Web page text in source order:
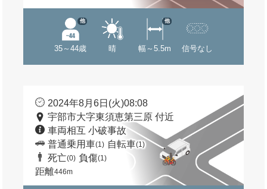
35～44歳
他
晴 幅～5.5m
他
信号なし
2024年8月6日(火)08:08
宇部市大字東須恵第三原 付近
車両相互 小破事故
普通乗用車(1) 自転車(1)
死亡(0) 負傷(1)
距離446m